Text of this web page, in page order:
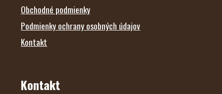
Obchodné podmienky
Podmienky ochrany osobných údajov
Kontakt
Kontakt